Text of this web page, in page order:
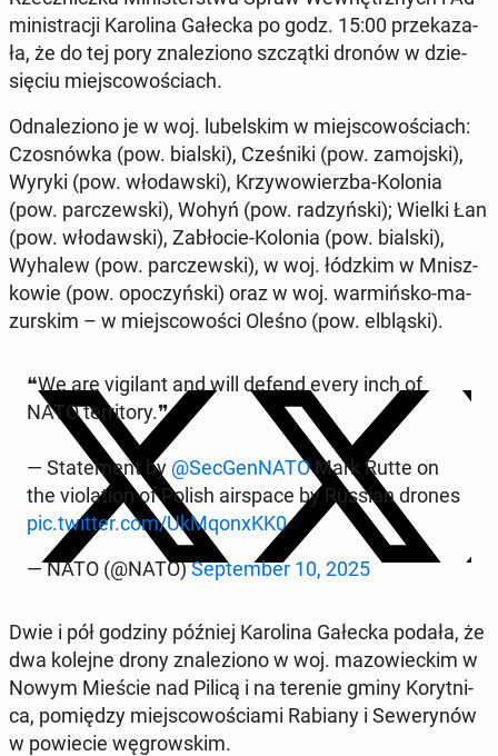
mi­ni­stra­cji Ka­ro­li­na Gałecka po godz. 15:00 prze­ka­za­
ła, że do tej pory zna­le­zio­no szcząt­ki dronów w dzie­
się­ciu miej­sco­wo­ściach.
Od­na­le­zio­no je w woj. lu­bel­skim w miej­sco­wo­ściach:
Czo­snów­ka (pow. bialski), Cze­śni­ki (pow. za­moj­ski),
Wyryki (pow. wło­daw­ski), Krzy­wo­wierz­ba-Kolonia
(pow. par­czew­ski), Wohyń (pow. ra­dzyń­ski); Wielki Łan
(pow. wło­daw­ski), Za­bło­cie-Kolonia (pow. bialski),
Wyhalew (pow. par­czew­ski), w woj. łódzkim w Mnisz­
ko­wie (pow. opo­czyń­ski) oraz w woj. war­miń­sko-ma­
zur­skim – w miej­sco­wo­ści Oleśno (pow. el­blą­ski).
❝We are vi­gi­lant and will defend every inch of
NATO ter­ri­to­ry.❞
— Sta­te­ment by @Sec­Gen­NA­TOMark Rutte on
the vio­la­tion of Polish air­spa­ce by Russian drones
pic.twitter.com/UkMqo­nxKK0
— NATO (@NATO)Sep­tem­ber 10, 2025
Dwie i pół godziny później Ka­ro­li­na Gałecka podała, że
dwa kolejne drony zna­le­zio­no w woj. ma­zo­wiec­kim w
Nowym Mieście nad Pilicą i na terenie gminy Ko­ryt­ni­
ca, po­mię­dzy miej­sco­wo­ścia­mi Rabiany i Se­we­ry­nów
w po­wie­cie wę­grow­skim.